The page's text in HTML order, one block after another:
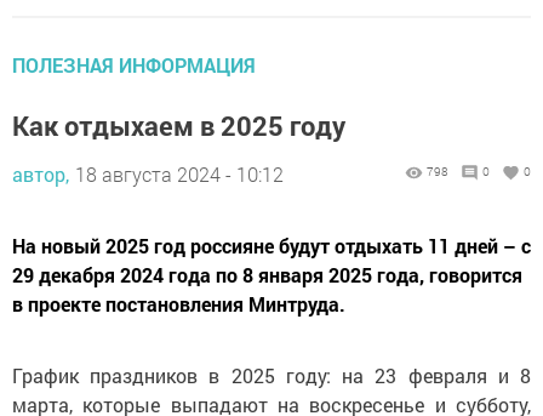
ПОЛЕЗНАЯ ИНФОРМАЦИЯ
Как отдыхаем в 2025 году
автор, 18 августа 2024 - 10:12 798 0 0
На новый 2025 год россияне будут отдыхать 11 дней – с
29 декабря 2024 года по 8 января 2025 года, говорится
в проекте постановления Минтруда.
График праздников в 2025 году: на 23 февраля и 8
марта, которые выпадают на воскресенье и субботу,